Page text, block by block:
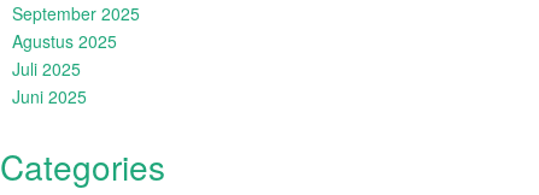
September 2025
Agustus 2025
Juli 2025
Juni 2025
Categories